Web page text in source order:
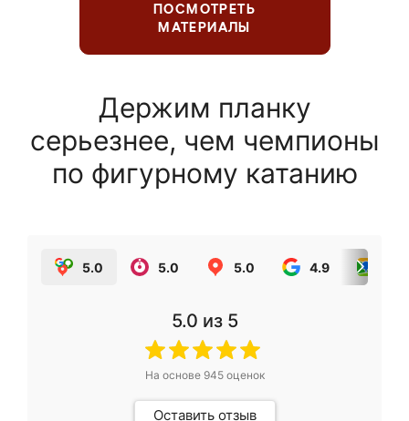
ПОСМОТРЕТЬ
МАТЕРИАЛЫ
Держим планку
серьезнее, чем чемпионы
по фигурному катанию
5.0 5.0 5.0 4.9
5.0 из 5
На основе 945оценок
Оставить отзыв